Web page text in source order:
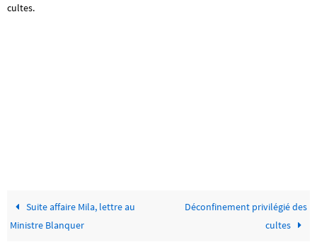
cultes.
Suite affaire Mila, lettre au
Ministre Blanquer
Déconfinement privilégié des
cultes